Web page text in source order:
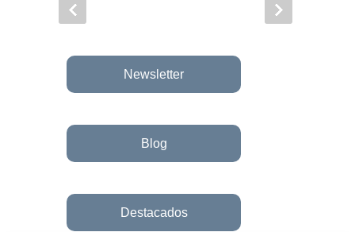
Newsletter
Blog
Destacados